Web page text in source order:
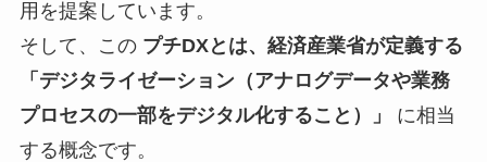
用を提案しています。
そして、この プチDXとは、経済産業省が定義する
「デジタライゼーション（アナログデータや業務
プロセスの一部をデジタル化すること）」
に相当
する概念です。